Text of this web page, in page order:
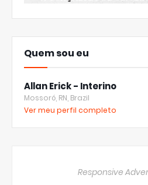
Quem sou eu
Allan Erick - Interino
Mossoró, RN, Brazil
Ver meu perfil completo
Responsive